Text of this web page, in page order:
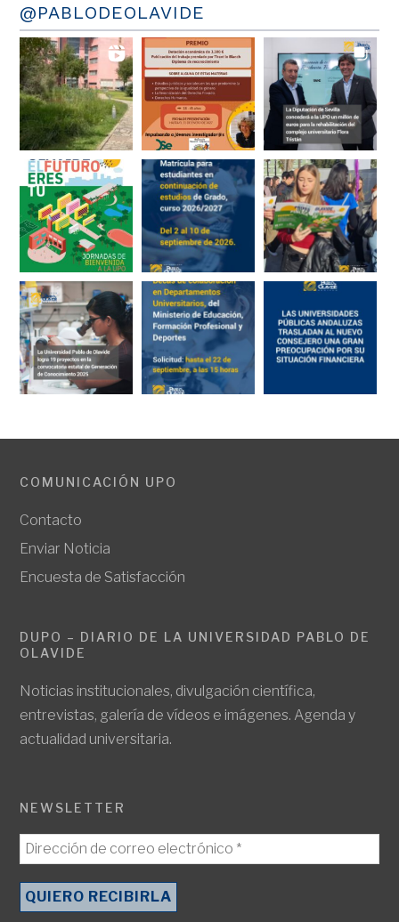
@PABLODEOLAVIDE
COMUNICACIÓN UPO
Contacto
Enviar Noticia
Encuesta de Satisfacción
DUPO – DIARIO DE LA UNIVERSIDAD PABLO DE
OLAVIDE
Noticias institucionales, divulgación científica,
entrevistas, galería de vídeos e imágenes. Agenda y
actualidad universitaria.
NEWSLETTER